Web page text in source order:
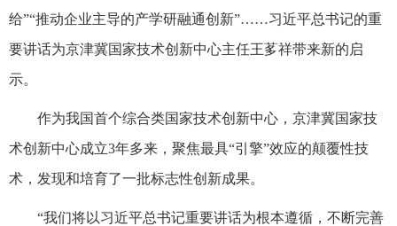
给”“推动企业主导的产学研融通创新”……习近平总书记的重
要讲话为京津冀国家技术创新中心主任王茤祥带来新的启
示。
作为我国首个综合类国家技术创新中心，京津冀国家技
术创新中心成立3年多来，聚焦最具“引擎”效应的颠覆性技
术，发现和培育了一批标志性创新成果。
“我们将以习近平总书记重要讲话为根本遵循，不断完善